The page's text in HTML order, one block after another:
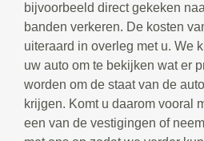
bijvoorbeeld direct gekeken
banden verkeren. De kosten
uiteraard in overleg met u. We
uw auto om te bekijken wat er
worden om de staat van de
krijgen. Komt u daarom vooral
een van de vestigingen of